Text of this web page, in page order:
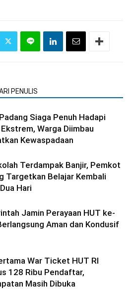
PENULIS
Siaga Penuh Hadapi
Warga Diimbau
Kewaspadaan
Terdampak Banjir, Pemkot
Targetkan Belajar Kembali
Hari
Jamin Perayaan HUT ke-
Aman dan Kondusif
War Ticket HUT RI
128 Ribu Pendaftar,
Masih Dibuka